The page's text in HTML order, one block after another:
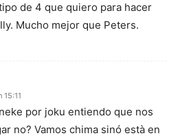
de 4 que quiero para hacer
Mucho mejor que Peters.
por joku entiendo que nos
no? Vamos chima sinó està en